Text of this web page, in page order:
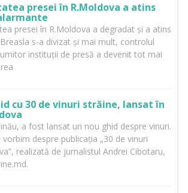
presei în R.Moldova a atins
presei în R.Moldova a degradat și a atins
s-a divizat și mai mult, controlul
instituții de presă a devenit tot mai
cu 30 de vinuri străine, lansat în
a fost lansat un nou ghid despre vinuri.
despre publicația „30 de vinuri
realizată de jurnalistul Andrei Cibotaru,